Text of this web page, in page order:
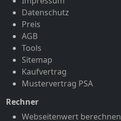
Datenschutz
Preis
AGB
Tools
Sitemap
Kaufvertrag
Mustervertrag PSA
Rechner
Webseitenwert berechnen